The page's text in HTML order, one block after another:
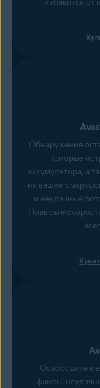
избавится от
Обнаружение
которые
аккумулятора, а
на вашем
и неудачные
Повысьте
Освободите
файлы,